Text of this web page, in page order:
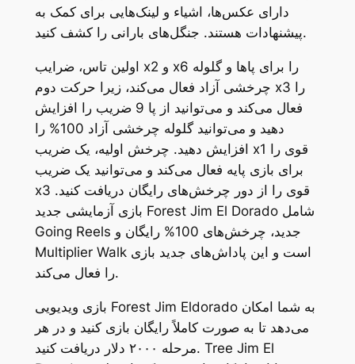
دارای عکس‌ها، اشیاء و لینک‌هایی برای کمک به
پیشنهادات هستند. جنگل‌های بارانی را کشف کنید.
اولین تاس، ضرایب x2 و x6 را برای پاها و گلوله
چرخشی آزاد فعال می‌کند، زیرا حرکت دوم x3 را
فعال می‌کند و می‌توانید از پا 9 ضریب را افزایش
دهید و می‌توانید گلوله چرخشی آزاد 100% را
افزایش دهید. چرخش اولیه، یک ضریب x1 قوی را
برای بازی پایه فعال می‌کند و می‌توانید یک ضریب
x3 قوی را از دور چرخش‌های رایگان دریافت کنید.
بازی آزمایشی جدید Forest Jim El Dorado شامل
Going Reels جدید، چرخش‌های 100% رایگان و
Multiplier Walk است و این پاداش‌های جدید بازی
را فعال می‌کند.
بازی ویدیویی Forest Jim Eldorado به شما امکان
می‌دهد تا به صورت کاملاً رایگان بازی کنید و در هر
مرحله ۲۰۰۰ دلار دریافت کنید. Tree Jim El